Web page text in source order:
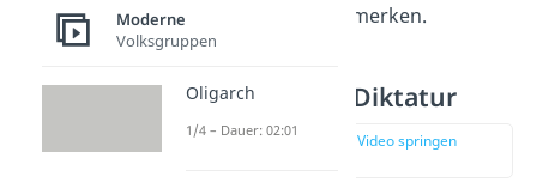
Weimarer Republik
merken.
Aufbau der NS-Diktatur
zur Stelle im Video springen
Moderne
Volksgruppen
Oligarch
1/4 – Dauer: 02:01